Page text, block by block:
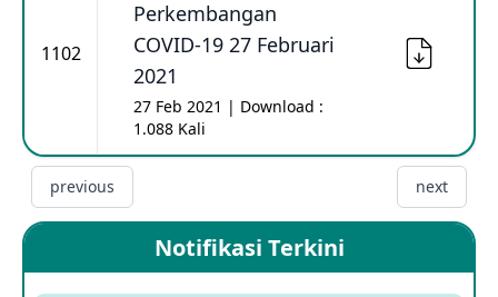
1102
Perkembangan
COVID-19 27 Februari
2021
27 Feb 2021 | Download :
1.088 Kali
previous next
Notifikasi Terkini